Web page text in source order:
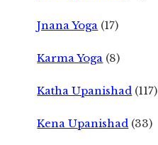
Jnana Yoga (17)
Karma Yoga (8)
Katha Upanishad (117)
Kena Upanishad (33)